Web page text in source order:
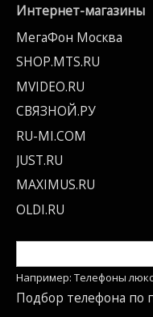
Интернет-магазины
МегаФон Москва
SHOP.MTS.RU
MVIDEO.RU
СВЯЗНОЙ.РУ
RU-MI.COM
JUST.RU
MAXIMUS.RU
OLDI.RU
Например: Телефоны люкс
Подбор телефона по